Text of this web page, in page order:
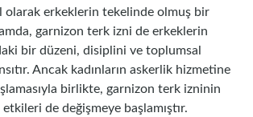
olarak erkeklerin tekelinde olmuş bir
garnizon terk izni de erkeklerin
bir düzeni, disiplini ve toplumsal
Ancak kadınların askerlik hizmetine
birlikte, garnizon terk izninin
de değişmeye başlamıştır.